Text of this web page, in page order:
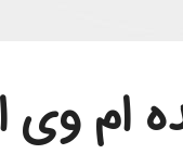
وی ام